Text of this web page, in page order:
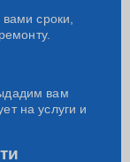
вами сроки,
вам
на услуги и